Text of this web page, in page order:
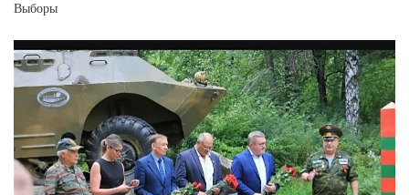
Выборы